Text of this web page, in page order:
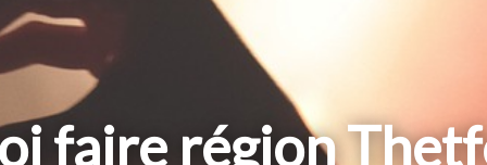
faire région